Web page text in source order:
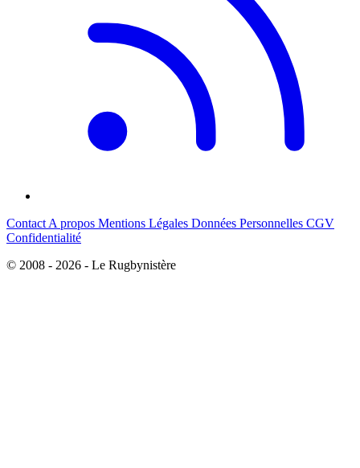
Contact A propos Mentions Légales Données Personnelles CGV
Confidentialité
© 2008 - 2026 - Le Rugbynistère